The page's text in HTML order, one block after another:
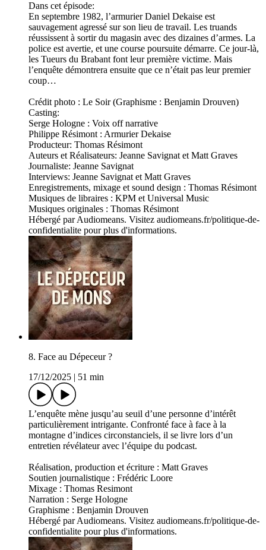
Dans cet épisode:
En septembre 1982, l’armurier Daniel Dekaise est
sauvagement agressé sur son lieu de travail. Les truands
réussissent à sortir du magasin avec des dizaines d’armes. La
police est avertie, et une course poursuite démarre. Ce jour-là,
les Tueurs du Brabant font leur première victime. Mais
l’enquête démontrera ensuite que ce n’était pas leur premier
coup…
Crédit photo : Le Soir (Graphisme : Benjamin Drouven)
Casting:
Serge Hologne : Voix off narrative
Philippe Résimont : Armurier Dekaise
Producteur: Thomas Résimont
Auteurs et Réalisateurs: Jeanne Savignat et Matt Graves
Journaliste: Jeanne Savignat
Interviews: Jeanne Savignat et Matt Graves
Enregistrements, mixage et sound design : Thomas Résimont
Musiques de libraires : KPM et Universal Music
Musiques originales : Thomas Résimont
Hébergé par Audiomeans. Visitez audiomeans.fr/politique-de-
confidentialite pour plus d'informations.
8. Face au Dépeceur ?
17/12/2025
51 min
L’enquête mène jusqu’au seuil d’une personne d’intérêt
particulièrement intrigante. Confronté face à face à la
montagne d’indices circonstanciels, il se livre lors d’un
entretien révélateur avec l’équipe du podcast.
Réalisation, production et écriture : Matt Graves
Soutien journalistique : Frédéric Loore
Mixage : Thomas Resimont
Narration : Serge Hologne
Graphisme : Benjamin Drouven
Hébergé par Audiomeans. Visitez audiomeans.fr/politique-de-
confidentialite pour plus d'informations.